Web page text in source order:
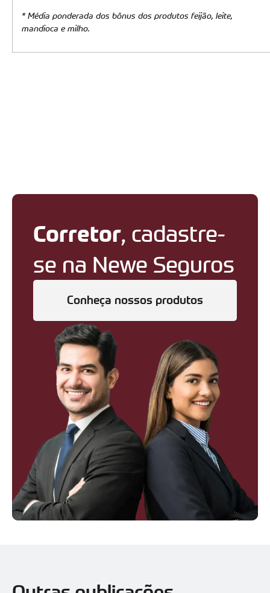
* Média ponderada dos bônus dos produtos feijão, leite,
mandioca e milho.
Corretor, cadastre-
se na Newe Seguros
Conheça nossos produtos